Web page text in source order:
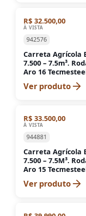
R$ 32.500,00
À VISTA
942576
Carreta Agrícola
7.500 – 7.5m³.
Aro 16
Ver produto
R$ 33.500,00
À VISTA
944881
Carreta Agrícola
7.500 – 7.5M³.
Aro 15
Ver produto